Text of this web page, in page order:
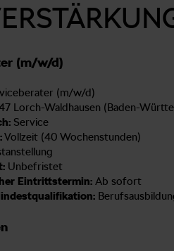
(m/w/d)
(m/w/d)
Lorch-Waldhausen (Baden-
Service
Vollzeit (40 Wochenstunden)
Unbefristet
Eintrittstermin: Ab sofort